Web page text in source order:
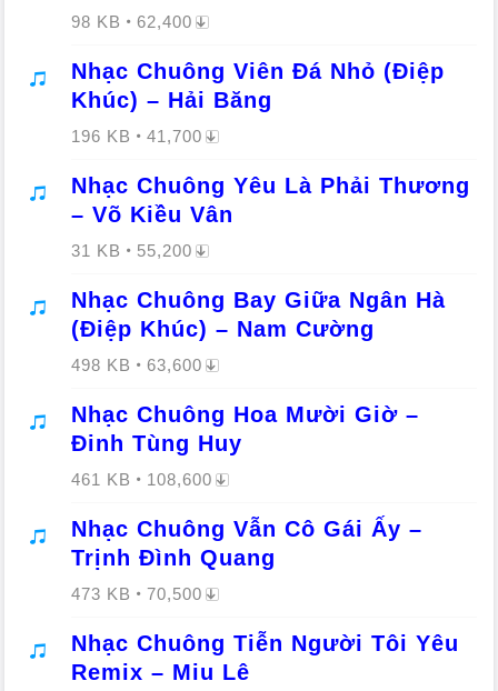
98 KB 62,400
Nhạc Chuông Viên Đá Nhỏ (Điệp
Khúc) – Hải Băng
196 KB 41,700
Nhạc Chuông Yêu Là Phải Thương
– Võ Kiều Vân
31 KB 55,200
Nhạc Chuông Bay Giữa Ngân Hà
(Điệp Khúc) – Nam Cường
498 KB 63,600
Nhạc Chuông Hoa Mười Giờ –
Đinh Tùng Huy
461 KB 108,600
Nhạc Chuông Vẫn Cô Gái Ấy –
Trịnh Đình Quang
473 KB 70,500
Nhạc Chuông Tiễn Người Tôi Yêu
Remix – Miu Lê